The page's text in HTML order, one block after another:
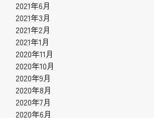
2021年6月
2021年3月
2021年2月
2021年1月
2020年11月
2020年10月
2020年9月
2020年8月
2020年7月
2020年6月